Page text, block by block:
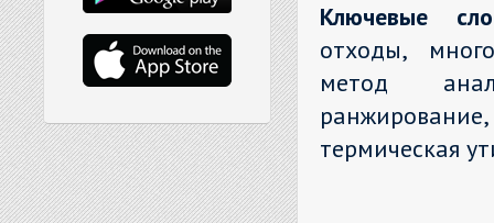
Ключевые
отходы,
метод
термическая